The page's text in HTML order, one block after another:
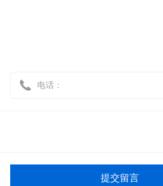
提交留言